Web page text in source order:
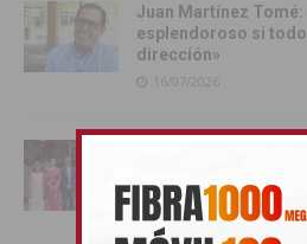
Juan Martínez
esplendoroso si
dirección»
16/07/2026
Orihuela recibe
festeros de las
2026
16/07/2026